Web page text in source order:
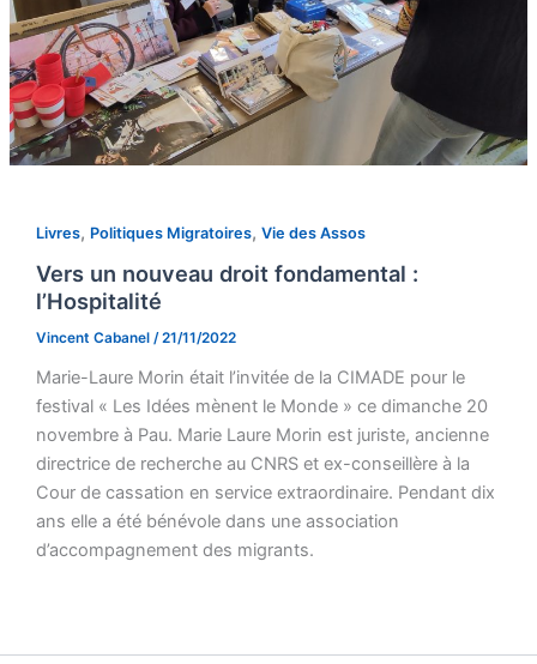
Livres, Politiques Migratoires, Vie des Assos
Vers un nouveau droit fondamental :
l’Hospitalité
Vincent Cabanel /21/11/2022
Marie-Laure Morin était l’invitée de la CIMADE pour le
festival « Les Idées mènent le Monde » ce dimanche 20
novembre à Pau. Marie Laure Morin est juriste, ancienne
directrice de recherche au CNRS et ex-conseillère à la
Cour de cassation en service extraordinaire. Pendant dix
ans elle a été bénévole dans une association
d’accompagnement des migrants.